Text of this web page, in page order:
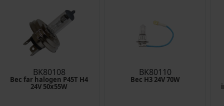
BK80108
Bec far halogen P45T H4
24V 50x55W
BK80110
Bec H3 24V 70W